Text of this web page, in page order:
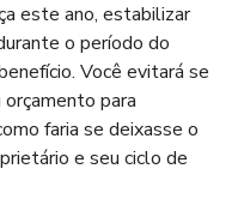
este ano, estabilizar
o período do
Você evitará se
para
faria se deixasse o
e seu ciclo de